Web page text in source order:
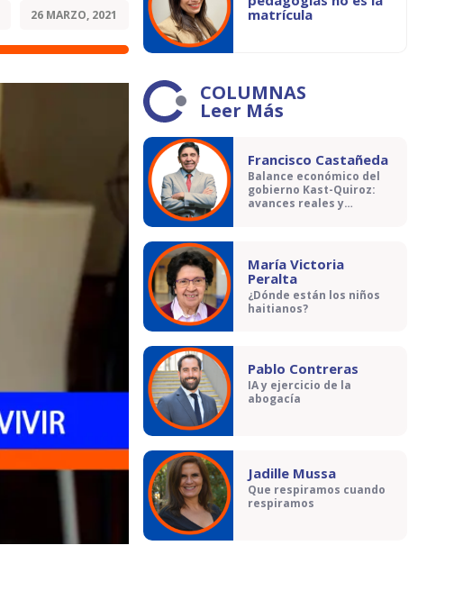
26 MARZO, 2021
matrícula
COLUMNAS
Leer Más
Francisco Castañeda
Balance económico del
gobierno Kast-Quiroz:
avances reales y
María Victoria
Peralta
¿Dónde están los niños
haitianos?
Pablo Contreras
IA y ejercicio de la
abogacía
Jadille Mussa
Que respiramos cuando
respiramos